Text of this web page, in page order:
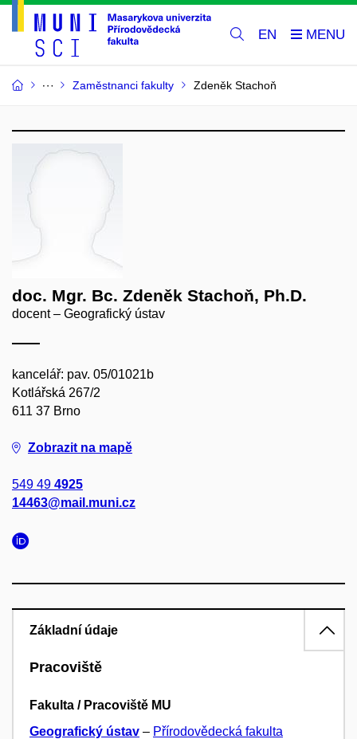
EN
Zaměstnanci fakulty Zdeněk Stachoň
doc. Mgr. Bc. Zdeněk Stachoň, Ph.D.
docent – Geografický ústav
kancelář: pav. 05/01021b
Kotlářská 267/2
611 37 Brno
Zobrazit na mapě
549 49 4925
14463@mail.muni.cz
Základní údaje
Pracoviště
Fakulta / Pracoviště MU
Geografický ústav – Přírodovědecká fakulta